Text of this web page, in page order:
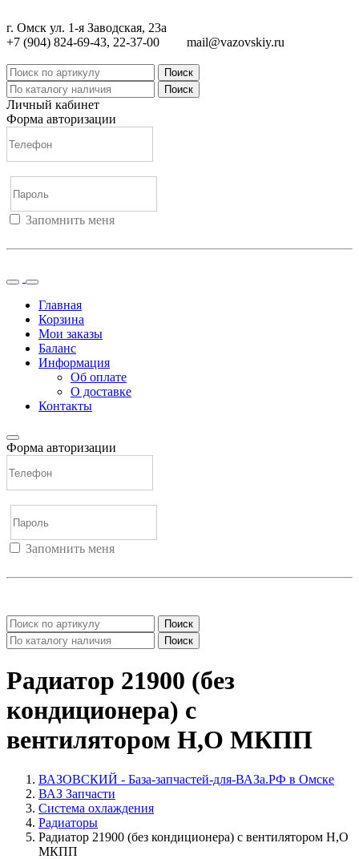
г. Омск ул. 1-я Заводская, 23а
+7 (904) 824-69-43, 22-37-00
mail@vazovskiy.ru
Поиск
Поиск
Личный кабинет
Форма авторизации
Запомнить меня
Главная
Корзина
Мои заказы
Баланс
Информация
Об оплате
О доставке
Контакты
Форма авторизации
Запомнить меня
Поиск
Поиск
Радиатор 21900 (без
кондиционера) с
вентилятором Н,О МКПП
ВАЗОВСКИЙ - База-запчастей-для-ВАЗа.РФ в Омске
ВАЗ Запчасти
Система охлаждения
Радиаторы
Радиатор 21900 (без кондиционера) с вентилятором Н,О
МКПП